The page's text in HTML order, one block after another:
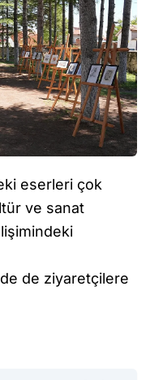
eserleri çok
ve sanat
de ziyaretçilere